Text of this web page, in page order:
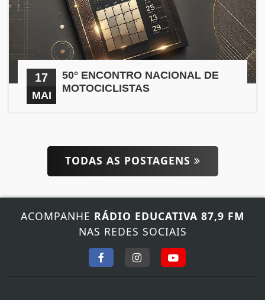
17
MAI
50° ENCONTRO NACIONAL DE
MOTOCICLISTAS
TODAS AS POSTAGENS
ACOMPANHE RÁDIO EDUCATIVA 87,9 FM
NAS REDES SOCIAIS